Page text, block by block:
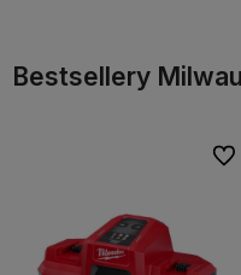
Bestsellery
Do